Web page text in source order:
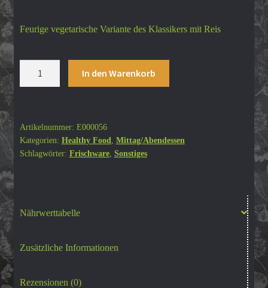
Widerrufsbelehrung
Zahlungsarten
Feurige vegetarische Variante des Klassikers mit Reis
Reis
450g
Menge
In den Warenkorb
Artikelnummer: E000056
Kategorien: Healthy Food Mittag/Abendessen
Schlagwörter: Frischware, Sonstiges
Nährwerttabelle
Zusätzliche Informationen
Rezensionen (0)